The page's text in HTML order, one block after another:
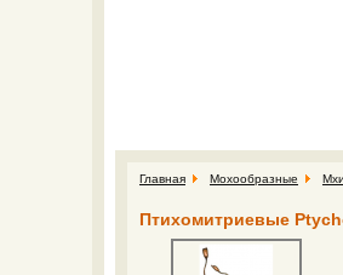
Главная Мохообразные
Птихомитриевые